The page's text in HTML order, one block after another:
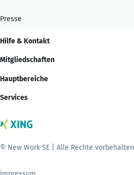
Presse
Hilfe & Kontakt
Mitgliedschaften
Hauptbereiche
Services
© New Work SE | Alle Rechte vorbehalten